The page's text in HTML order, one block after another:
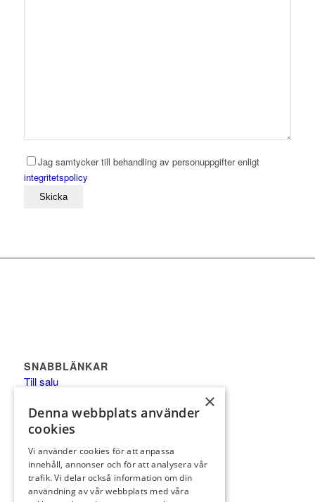
Jag samtycker till behandling av personuppgifter enligt
integritetspolicy
SNABBLÄNKAR
Till salu
Säljprocessen
Kontakt
Framtida
Nyproduktion
Bevakning
×
Denna webbplats använder
cookies
Vi använder cookies för att anpassa
innehåll, annonser och för att analysera vår
trafik. Vi delar också information om din
användning av vår webbplats med våra